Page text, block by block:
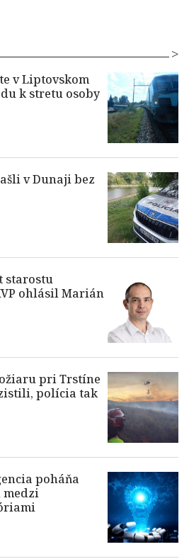
v Liptovskom
k stretu osoby
v Dunaji bez
starostu
ohlásil Marián
pri Trstíne
polícia tak
poháňa
medzi